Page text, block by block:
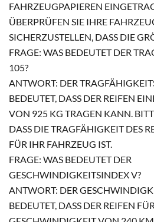
HRZEUGPAPIEREN
ERPRÜFEN SIE IHRE
CHERZUSTELLEN, DASS DIE
FRAGE: WAS BEDEUTET DER
105?
ANTWORT: DER
BEDEUTET, DASS DER REIFEN
VON 925 KG TRAGEN KANN.
DASS DIE TRAGFÄHIGKEIT DES
FÜR IHR FAHRZEUG IST.
FRAGE: WAS BEDEUTET DER
GESCHWINDIGKEITSINDEX V?
ANTWORT: DER
BEDEUTET, DASS DER REIFEN